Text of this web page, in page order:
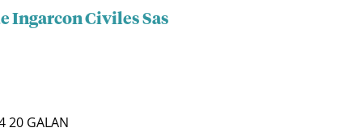
Ingarcon Civiles Sas
20 GALAN